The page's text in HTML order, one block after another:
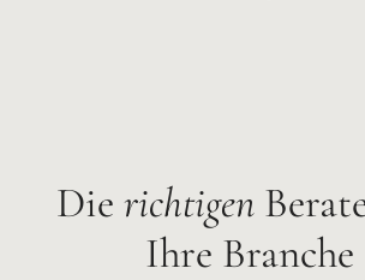
Die richtigen
Ihre Branche